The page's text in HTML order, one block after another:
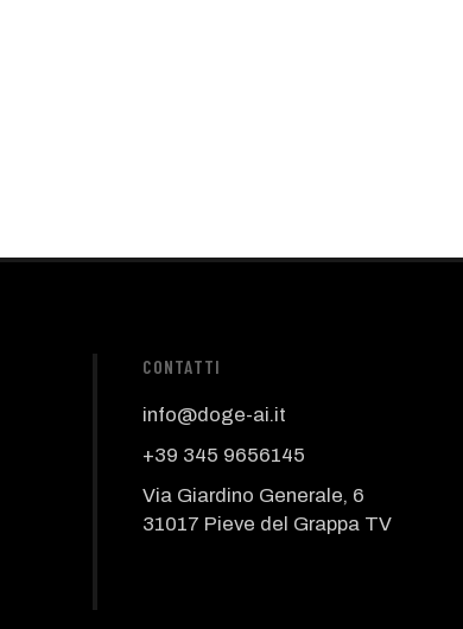
CONTATTI
info@doge-ai.it
+39 345 9656145
Via Giardino Generale, 6
31017 Pieve del Grappa TV